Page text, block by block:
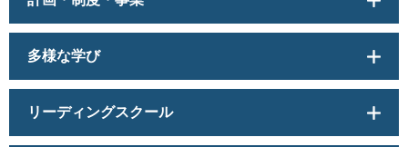
多様な学び
リーディングスクール